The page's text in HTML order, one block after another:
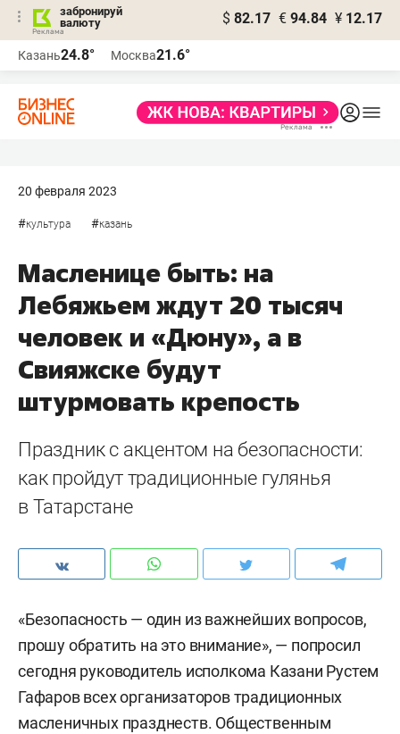
забронируй
валюту
$ 82.17 € 94.84 ¥ 12.17
Казань24.8° Москва21.6°
20 февраля 2023
#культура #казань
Масленице быть: на
Лебяжьем ждут 20 тысяч
человек и «Дюну», а в
Свияжске будут
штурмовать крепость
Праздник с акцентом на безопасности:
как пройдут традиционные гулянья
в Татарстане
«Безопасность — один из важнейших вопросов,
прошу обратить на это внимание», — попросил
сегодня руководитель исполкома Казани Рустем
Гафаров всех организаторов традиционных
масленичных празднеств. Общественным